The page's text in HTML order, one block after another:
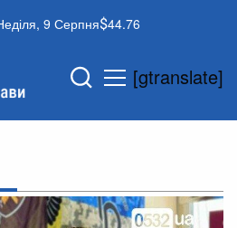
9 Серпня 44.76
[gtranslate]